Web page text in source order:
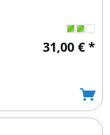
31,00 € *